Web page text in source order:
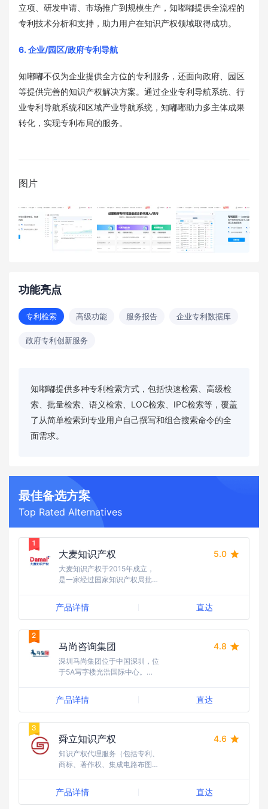
立项、研发申请、市场推广到规模生产，知嘟嘟提供全流程的
专利技术分析和支持，助力用户在知识产权领域取得成功。
6. 企业/园区/政府专利导航
知嘟嘟不仅为企业提供全方位的专利服务，还面向政府、园区
等提供完善的知识产权解决方案。通过企业专利导航系统、行
业专利导航系统和区域产业导航系统，知嘟嘟助力多主体成果
转化，实现专利布局的服务。
图片
功能亮点
专利检索 高级功能 服务报告 企业专利数据库
政府专利创新服务
知嘟嘟提供多种专利检索方式，包括快速检索、高级检
索、批量检索、语义检索、LOC检索、IPC检索等，覆盖
了从简单检索到专业用户自己撰写和组合搜索命令的全
面需求。
最佳备选方案
Top Rated Alternatives
大麦知识产权 5.0
大麦知识产权于2015年成立，
是一家经过国家知识产权局批
淀，先后为数万家企业提供全球
化商标、专利、版权、知识产权
诉讼等服务。
产品详情 直达
马尚咨询集团 4.8
深圳马尚集团位于中国深圳，位
于5A写字楼光浩国际中心。自
版权等方面拥有丰富经验。
产品详情 直达
舜立知识产权 4.6
知识产权代理服务（包括专利、
商标、著作权、集成电路布图设
产品详情 直达